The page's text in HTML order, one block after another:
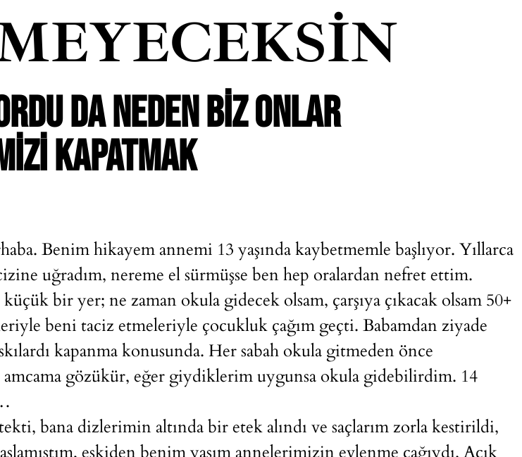
DA NEDEN BIZ ONLAR
KAPATMAK
Benim hikayem annemi 13 yaşında kaybetmemle başlıyor. Yıllarca
uğradım, nereme el sürmüşse ben hep oralardan nefret ettim.
küçük bir yer; ne zaman okula gidecek olsam, çarşıya çıkacak olsam 50+
beni taciz etmeleriyle çocukluk çağım geçti. Babamdan ziyade
kapanma konusunda. Her sabah okula gitmeden önce
amcama gözükür, eğer giydiklerim uygunsa okula gidebilirdim. 14
bana dizlerimin altında bir etek alındı ve saçlarım zorla kestirildi,